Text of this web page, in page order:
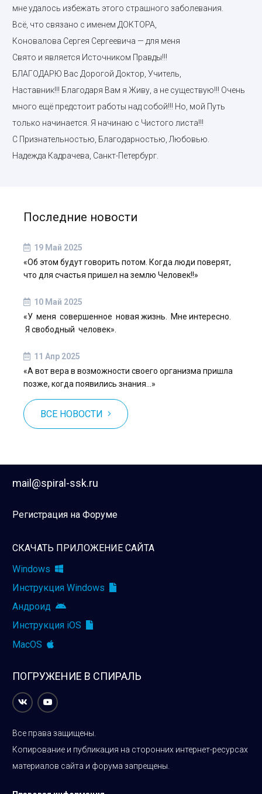
мне удалось избежать этого страшного заболевания.
Всё, что связано с именем ДОКТОРА,
Коновалова Сергея Сергеевича — для меня
Свято и является Источником Правды!!!
БЛАГОДАРЮ Вас Дорогой Доктор, Учитель,
Наставник!!! Благодаря Вам я Живу, а не существую!!! Очень
много ещё предстоит работы над собой!!! Но, мой Путь
только начинается. Я начинаю с Чистого листа!!!
С Признательностью, Благодарностью, Любовью.
Надежда Кадрачева, Санкт-Петербург.
Последние новости
19 Май 2025
«Об этом будут говорить потом. Когда люди поверят,
что для счастья пришел на землю Человек!!»
10 Май 2025
«У меня совершенное новая жизнь. Мне интересно.
Я свободный человек».
11 Апр 2025
«А вот вера в возможности своего организма пришла
позже, когда появились знания…»
ВСЕ НОВОСТИ
mail@spiral-ssk.ru
Регистрация на Форуме
СКАЧАТЬ ПРИЛОЖЕНИЕ САЙТА
Windows
Инструкция Windows
Андроид
Инструкция iOS
MacOS
ПОГРУЖЕНИЕ В СПИРАЛЬ
Все права защищены.
Копирование и публикация на сторонних интернет-ресурсах
материалов сайта и форума запрещены.